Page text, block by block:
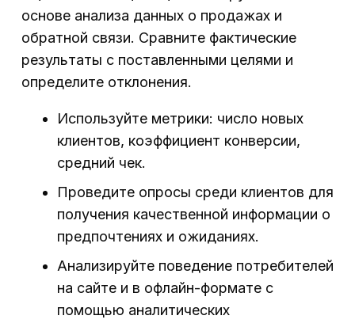
основе анализа данных о продажах и
обратной связи. Сравните фактические
результаты с поставленными целями и
определите отклонения.
Используйте метрики: число новых
клиентов, коэффициент конверсии,
средний чек.
Проведите опросы среди клиентов для
получения качественной информации о
предпочтениях и ожиданиях.
Анализируйте поведение потребителей
на сайте и в офлайн-формате с
помощью аналитических